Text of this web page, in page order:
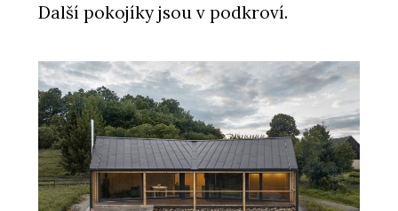
Další pokojíky jsou v podkroví.